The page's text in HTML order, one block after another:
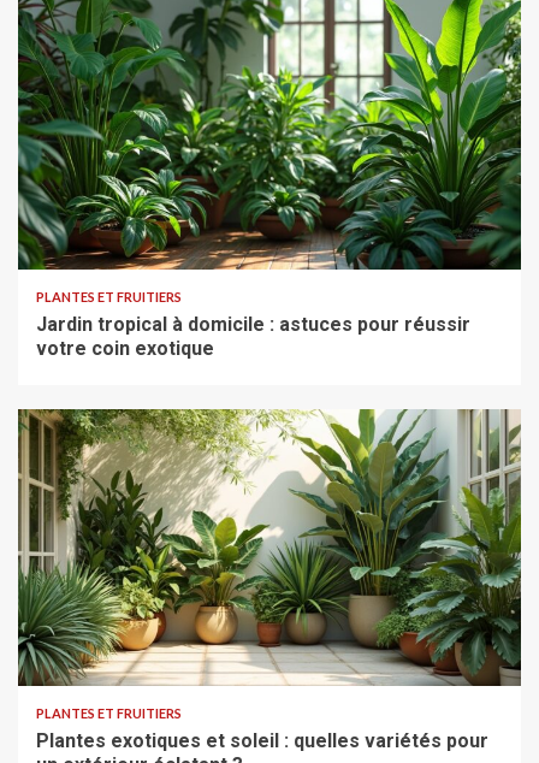
PLANTES ET FRUITIERS
Jardin tropical à domicile : astuces pour réussir
votre coin exotique
PLANTES ET FRUITIERS
Plantes exotiques et soleil : quelles variétés pour